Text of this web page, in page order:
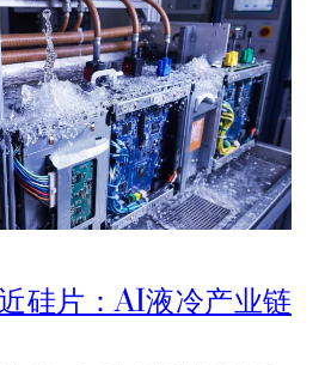
硅片：AI液冷产业链